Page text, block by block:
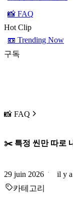
📸 FAQ
Hot Clip
📼 Trending Now
구독
📸 FAQ
✂️ 특정 씬만 따로
29 juin 2026
il y
카테고리